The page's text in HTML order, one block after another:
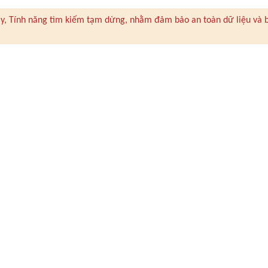
Tính năng tìm kiếm tạm dừng, nhằm đảm bảo an toàn dữ liệu và